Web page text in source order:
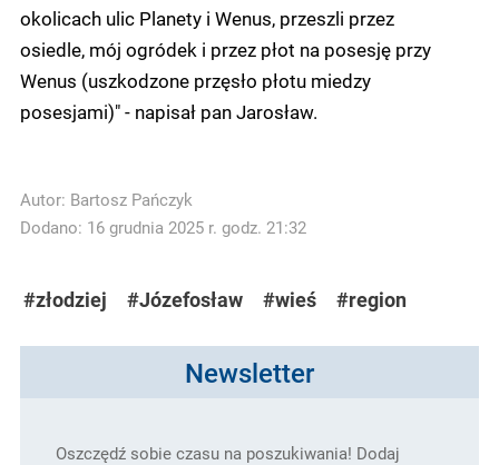
okolicach ulic Planety i Wenus, przeszli przez
osiedle, mój ogródek i przez płot na posesję przy
Wenus (uszkodzone przęsło płotu miedzy
posesjami)" - napisał pan Jarosław.
Autor: Bartosz Pańczyk
Dodano: 16 grudnia 2025 r. godz. 21:32
#złodziej #Józefosław #wieś #region
Newsletter
Oszczędź sobie czasu na poszukiwania! Dodaj